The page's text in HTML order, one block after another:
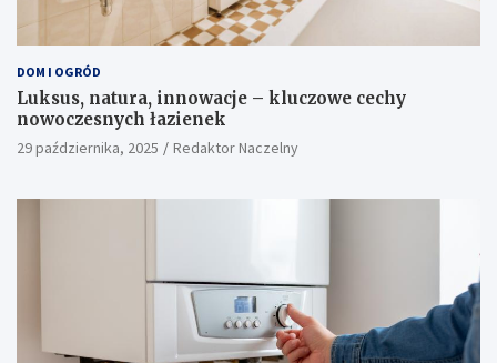
DOM I OGRÓD
Luksus, natura, innowacje – kluczowe cechy
nowoczesnych łazienek
29 października, 2025 Redaktor Naczelny